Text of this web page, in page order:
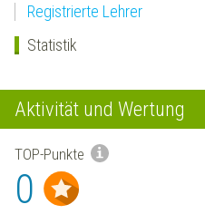
Registrierte Lehrer
Statistik
Aktivität und Wertung
TOP-Punkte
0